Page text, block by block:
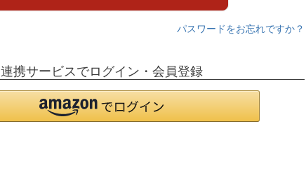
パスワードをお忘れですか？
連携サービスでログイン・会員登録